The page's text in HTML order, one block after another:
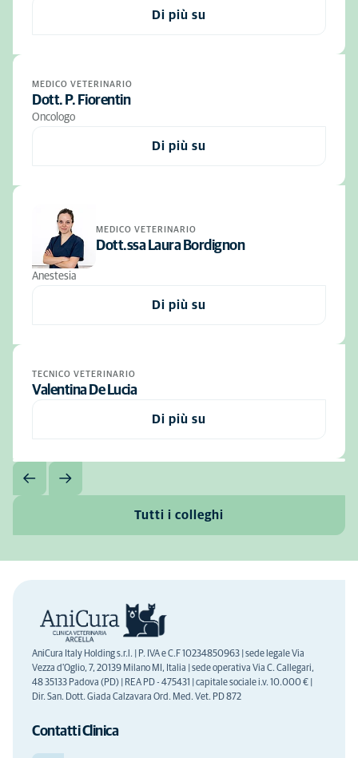
Di più su
MEDICO VETERINARIO
Dott. P. Fiorentin
Oncologo
Di più su
MEDICO VETERINARIO
Dott.ssa Laura Bordignon
Anestesia
Di più su
TECNICO VETERINARIO
Valentina De Lucia
Di più su
Tutti i colleghi
AniCura Italy Holding s.r.l. | P. IVA e C.F 10234850963 | sede legale Via
Vezza d'Oglio, 7, 20139 Milano MI, Italia | sede operativa Via C. Callegari,
48 35133 Padova (PD) | REA PD - 475431 | capitale sociale i.v. 10.000 € |
Dir. San. Dott. Giada Calzavara Ord. Med. Vet. PD 872
Contatti Clinica